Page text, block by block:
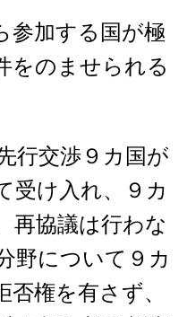
参加する国が極
をのませられる
行交渉９カ国が
受け入れ、９カ
再協議は行わな
野について９カ
権を有さず、